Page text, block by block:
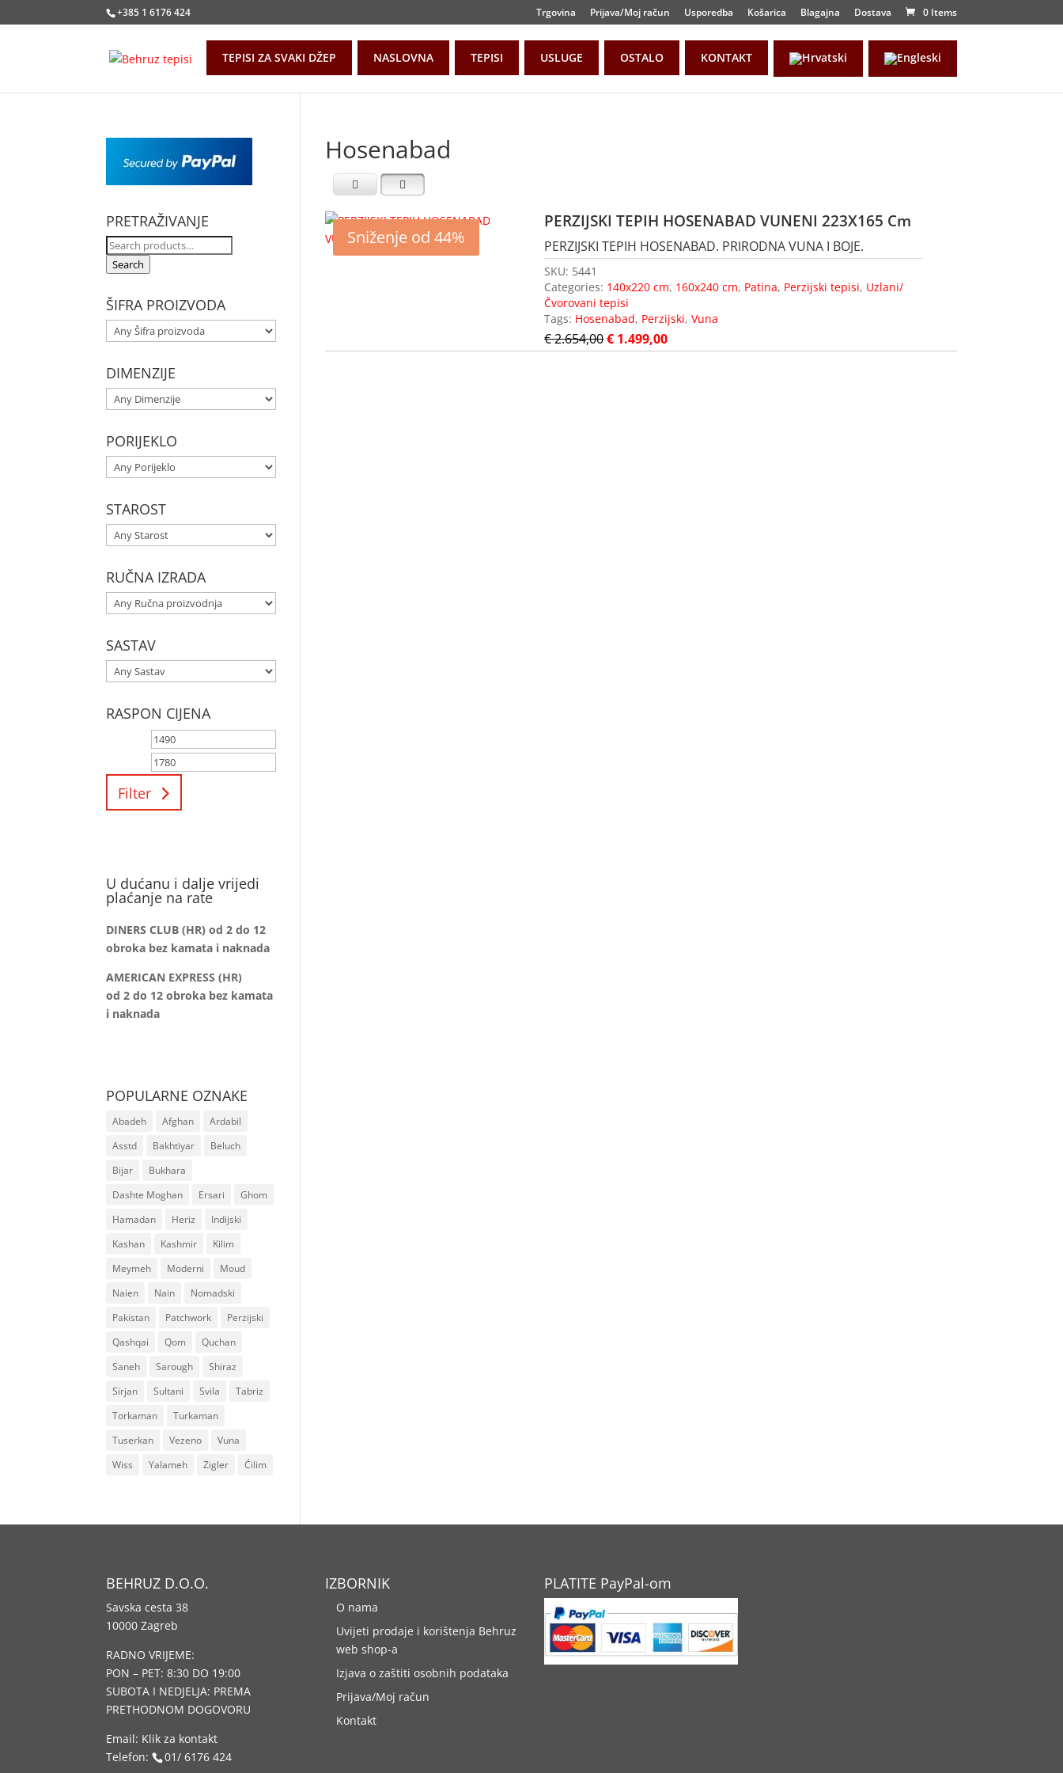
+385 1 6176 424 Trgovina Prijava/Moj račun Usporedba Košarica Blagajna Dostava 0 Items
TEPISI ZA SVAKI DŽEP NASLOVNA TEPISI USLUGE OSTALO KONTAKT
Hosenabad
Sniženje od 44%
PERZIJSKI TEPIH HOSENABAD VUNENI 223X165 Cm
PERZIJSKI TEPIH HOSENABAD. PRIRODNA VUNA I BOJE.
SKU: 5441
Categories: 140x220 cm, 160x240 cm, Patina, Perzijski tepisi, Uzlani/
Čvorovani tepisi
Tags: Hosenabad, Perzijski,Vuna
€2.654,00€ 1.499,00
PRETRAŽIVANJE
Search
for:
Search
ŠIFRA PROIZVODA
DIMENZIJE
PORIJEKLO
STAROST
RUČNA IZRADA
SASTAV
RASPON CIJENA
Filter
U dućanu i dalje vrijedi
plaćanje na rate
DINERS CLUB (HR) od 2 do 12
obroka bez kamata i naknada
AMERICAN EXPRESS (HR)
od 2 do 12obroka bez kamata
i naknada
POPULARNE OZNAKE
Abadeh Afghan
Ardabil
Asstd
Bakhtiyar
Beluch
Bijar
Bukhara
Dashte Moghan
Ersari
Ghom
Hamadan
Heriz
Indijski
Kashan
Kashmir
Kilim
Meymeh
Moderni
Moud
Naien
Nain
Nomadski
Pakistan
Patchwork
Perzijski
Qashqai
Qom
Quchan
Saneh
Sarough
Shiraz
Sirjan
Sultani Svila
Tabriz
Torkaman
Turkaman
Tuserkan
Vezeno
Vuna
Wiss
Yalameh Zigler Ćilim
BEHRUZ D.O.O.
Savska cesta 38
10000 Zagreb
RADNO VRIJEME:
PON – PET: 8:30 DO 19:00
SUBOTA I NEDJELJA: PREMA
PRETHODNOM DOGOVORU
Email: Klik za kontakt
Telefon:
01/ 6176 424
IZBORNIK
O nama
Uvijeti prodaje i korištenja Behruz
web shop-a
Izjava o zaštiti osobnih podataka
Prijava/Moj račun
Kontakt
PLATITE PayPal-om